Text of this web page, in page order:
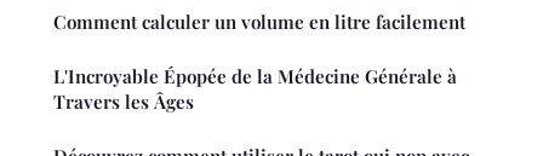
Comment calculer un volume en litre facilement
L'Incroyable Épopée de la Médecine Générale à
Travers les Âges